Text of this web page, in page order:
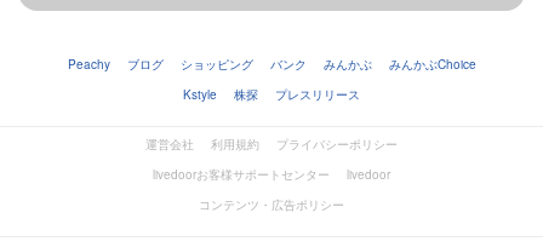
Peachy ブログ ショッピング バンク みんかぶ
みんかぶChoice
Kstyle
株探 プレスリリース
運営会社 利用規約
プライバシーポリシー
livedoorお客様サポートセンター
livedoor
コンテンツ・広告ポリシー